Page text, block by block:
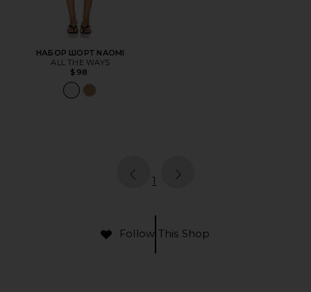
НАБОР ШОРТ NAOMI
ALL THE WAYS
$98
page
1
Follow This Shop